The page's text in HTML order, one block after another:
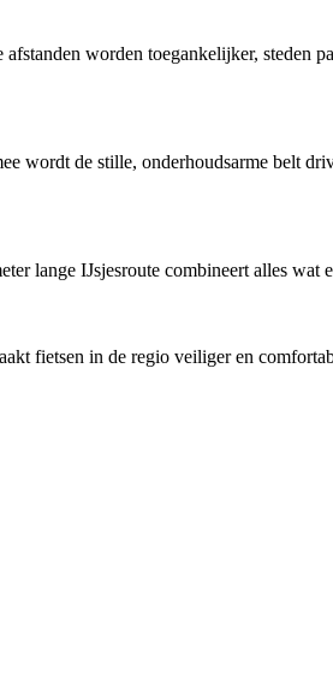
worden toegankelijker, steden
de stille, onderhoudsarme belt
lange IJsjesroute combineert alles wat
fietsen in de regio veiliger en